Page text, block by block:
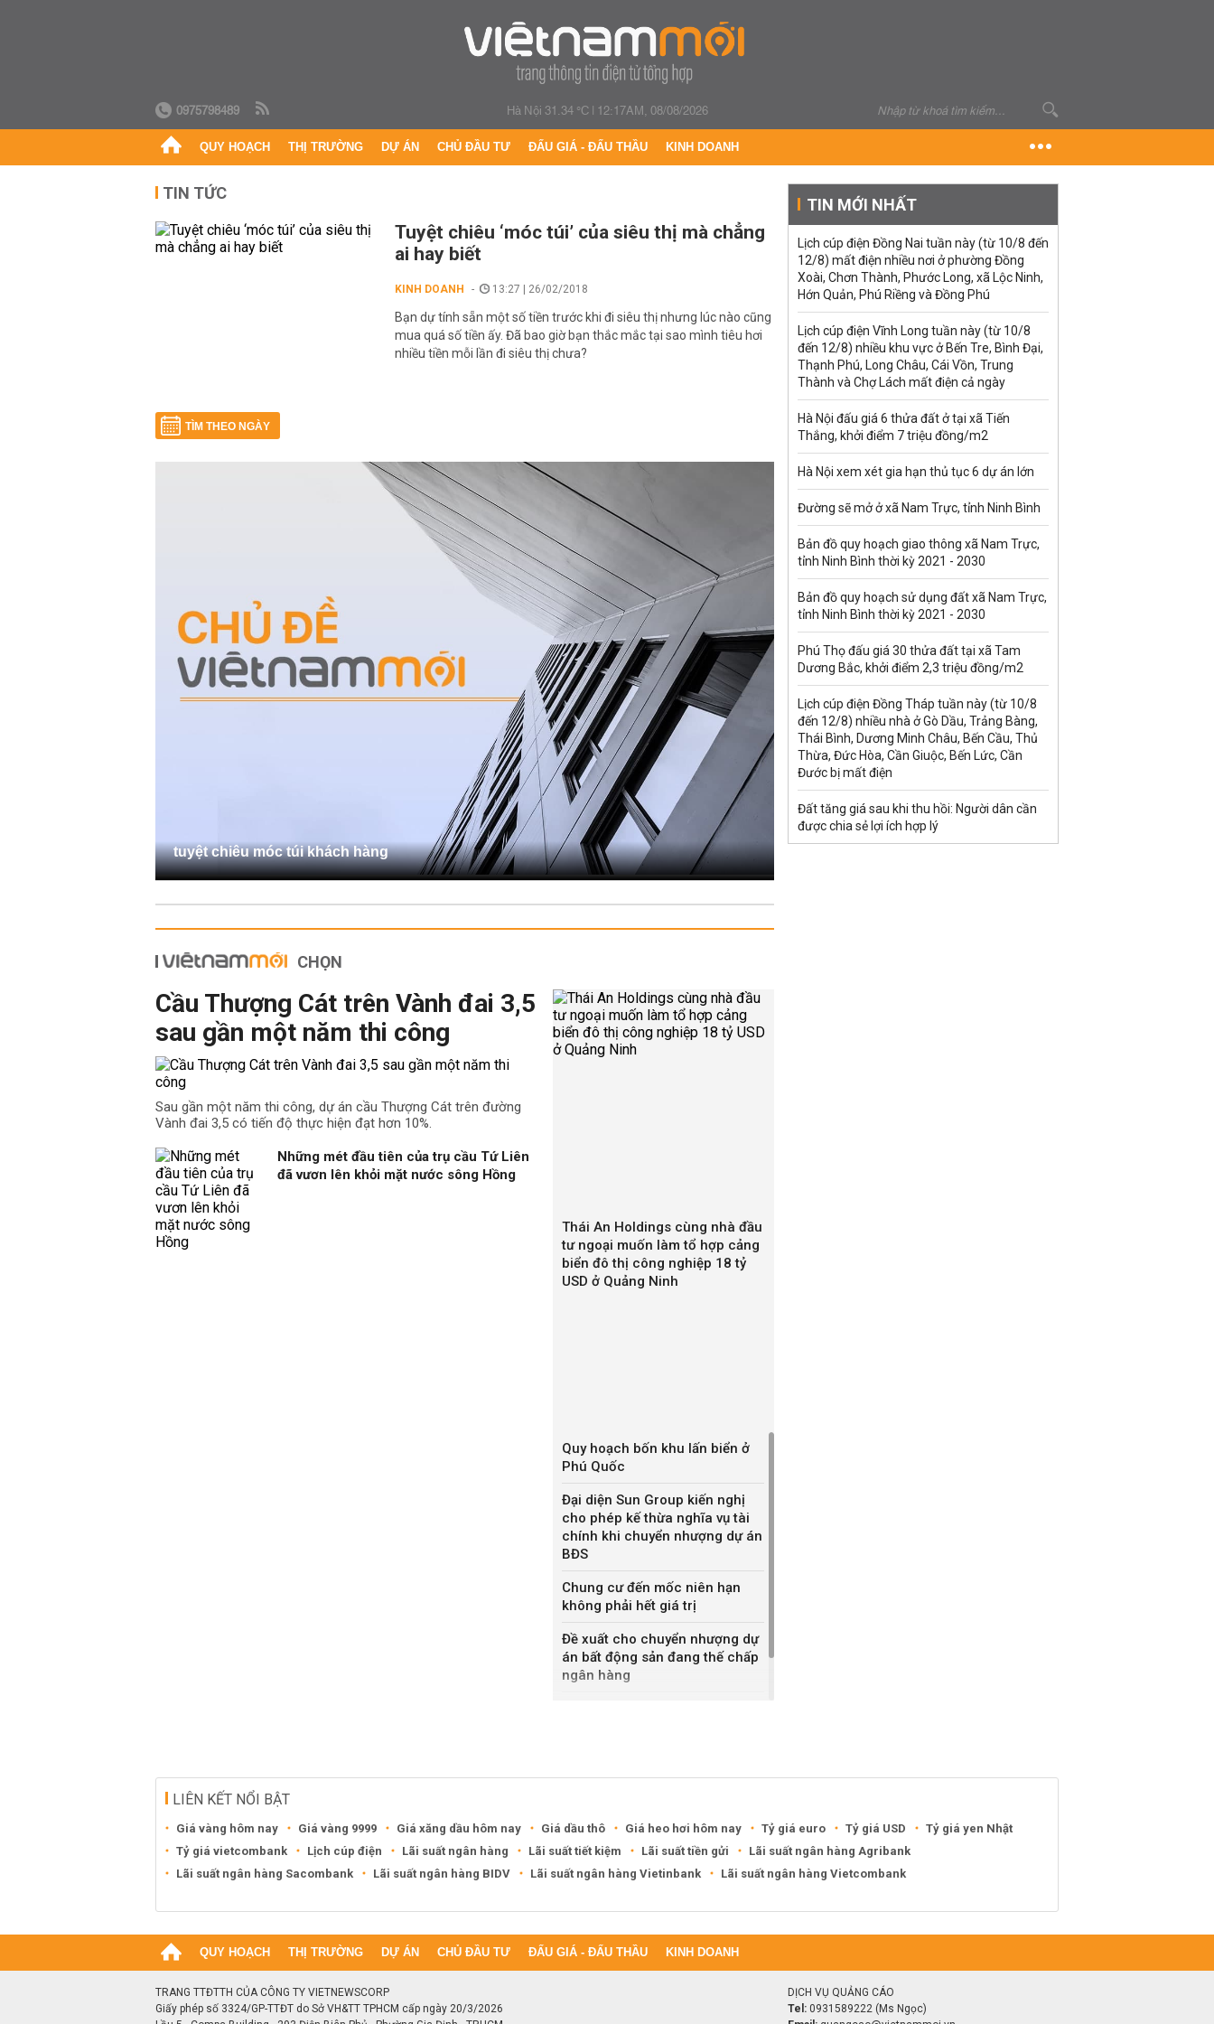
0975798489 Hà Nội 31.34 °C| 12:17AM, 08/08/2026
QUY HOẠCH THỊ TRƯỜNG DỰ ÁN CHỦ ĐẦU TƯ ĐẤU GIÁ - ĐẤU THẦU KINH DOANH
TIN TỨC
Tuyệt chiêu ‘móc túi’ của siêu thị mà chẳng
ai hay biết
KINH DOANH 13:27 | 26/02/2018
Bạn dự tính sẵn một số tiền trước khi đi siêu thị nhưng lúc nào cũng
mua quá số tiền ấy. Đã bao giờ bạn thắc mắc tại sao mình tiêu hơi
nhiều tiền mỗi lần đi siêu thị chưa?
TÌM THEO NGÀY
tuyệt chiêu móc túi khách hàng
CHỌN
Cầu Thượng Cát trên Vành đai 3,5
sau gần một năm thi công
Sau gần một năm thi công, dự án cầu Thượng Cát trên đường
Vành đai 3,5 có tiến độ thực hiện đạt hơn 10%.
Những mét đầu tiên của trụ cầu Tứ Liên
đã vươn lên khỏi mặt nước sông Hồng
Thái An Holdings cùng nhà đầu
tư ngoại muốn làm tổ hợp cảng
biển đô thị công nghiệp 18 tỷ
USD ở Quảng Ninh
Quy hoạch bốn khu lấn biển ở
Phú Quốc
Đại diện Sun Group kiến nghị
cho phép kế thừa nghĩa vụ tài
chính khi chuyển nhượng dự án
BĐS
Chung cư đến mốc niên hạn
không phải hết giá trị
Đề xuất cho chuyển nhượng dự
án bất động sản đang thế chấp
ngân hàng
TIN MỚI NHẤT
Lịch cúp điện Đồng Nai tuần này (từ 10/8 đến
12/8) mất điện nhiều nơi ở phường Đồng
Xoài, Chơn Thành, Phước Long, xã Lộc Ninh,
Hớn Quản, Phú Riềng và Đồng Phú
Lịch cúp điện Vĩnh Long tuần này (từ 10/8
đến 12/8) nhiều khu vực ở Bến Tre, Bình Đại,
Thạnh Phú, Long Châu, Cái Vồn, Trung
Thành và Chợ Lách mất điện cả ngày
Hà Nội đấu giá 6 thửa đất ở tại xã Tiến
Thắng, khởi điểm 7 triệu đồng/m2
Hà Nội xem xét gia hạn thủ tục 6 dự án lớn
Đường sẽ mở ở xã Nam Trực, tỉnh Ninh Bình
Bản đồ quy hoạch giao thông xã Nam Trực,
tỉnh Ninh Bình thời kỳ 2021 - 2030
Bản đồ quy hoạch sử dụng đất xã Nam Trực,
tỉnh Ninh Bình thời kỳ 2021 - 2030
Phú Thọ đấu giá 30 thửa đất tại xã Tam
Dương Bắc, khởi điểm 2,3 triệu đồng/m2
Lịch cúp điện Đồng Tháp tuần này (từ 10/8
đến 12/8) nhiều nhà ở Gò Dầu, Trảng Bàng,
Thái Bình, Dương Minh Châu, Bến Cầu, Thủ
Thừa, Đức Hòa, Cần Giuộc, Bến Lức, Cần
Đước bị mất điện
Đất tăng giá sau khi thu hồi: Người dân cần
được chia sẻ lợi ích hợp lý
LIÊN KẾT NỔI BẬT
Giá vàng hôm nay Giá vàng 9999 Giá xăng dầu hôm nay Giá dầu thô Giá heo hơi hôm nay Tỷ giá euro Tỷ giá USD
Tỷ giá yen Nhật
Tỷ giá vietcombank
Lịch cúp điện Lãi suất ngân hàng Lãi suất tiết kiệm Lãi suất tiền gửi
Lãi suất ngân hàng Agribank
Lãi suất ngân hàng Sacombank
Lãi suất ngân hàng BIDV Lãi suất ngân hàng Vietinbank Lãi suất ngân hàng Vietcombank
QUY HOẠCH THỊ TRƯỜNG DỰ ÁN CHỦ ĐẦU TƯ ĐẤU GIÁ - ĐẤU THẦU KINH DOANH
TRANG TTĐTTH CỦA CÔNG TY VIETNEWSCORP
Giấy phép số 3324/GP-TTĐT do Sở VH&TT TPHCM cấp ngày 20/3/2026
DỊCH VỤ QUẢNG CÁO
Tel: 0931589222 (Ms Ngọc)